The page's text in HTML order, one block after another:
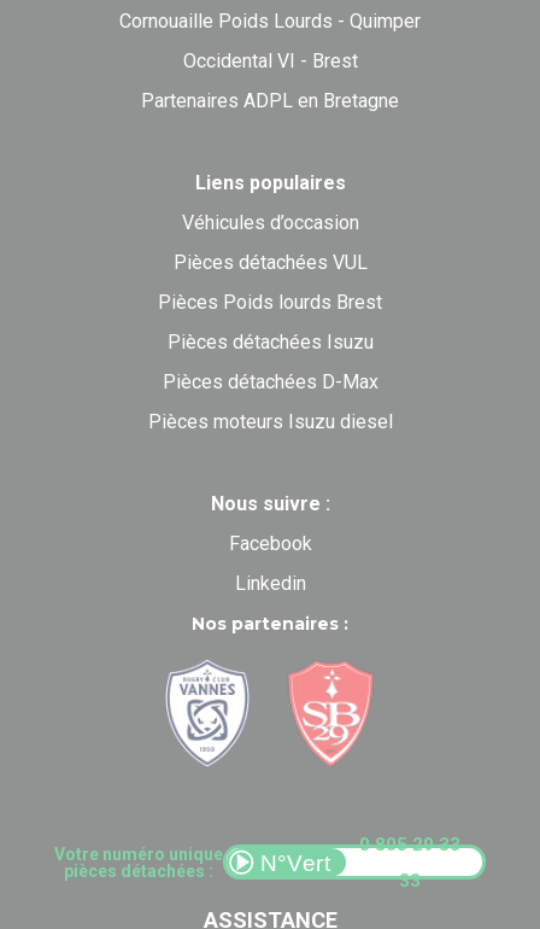
Cornouaille Poids Lourds - Quimper
Occidental VI - Brest
Partenaires ADPL en Bretagne
Liens populaires
Véhicules d’occasion
Pièces détachées VUL
Pièces Poids lourds Brest
Pièces détachées Isuzu
Pièces détachées D-Max
Pièces moteurs Isuzu diesel
Nous suivre :
Facebook
Linkedin
Nos partenaires :
Votre numéro unique
pièces détachées :
0 805 29 33
33
ASSISTANCE